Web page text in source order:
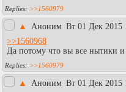
>>1560979
▲ Аноним Вт 01 Дек 2015
>>1560968
Да потому что вы все нытики и
>>1560979
▲ Аноним Вт 01 Дек 2015